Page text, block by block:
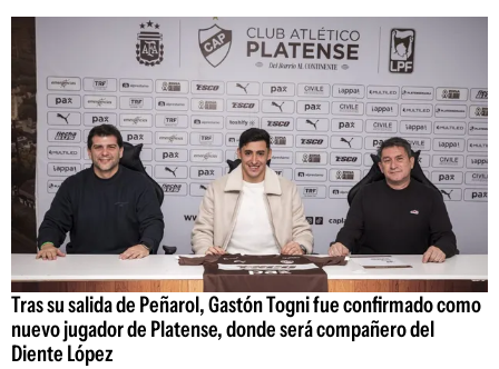
Tras su salida de Peñarol, Gastón Togni fue confirmado como
nuevo jugador de Platense, donde será compañero del
Diente López